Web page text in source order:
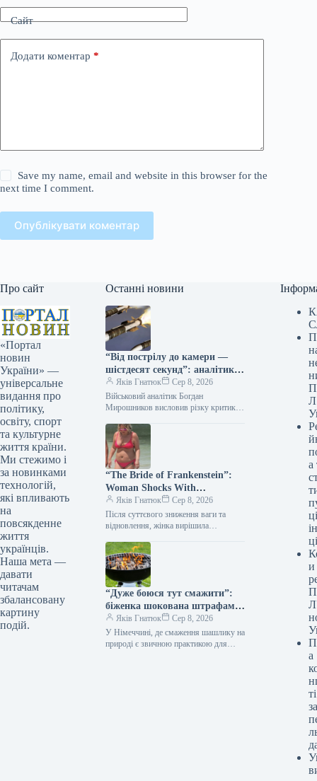
Сайт
Додати коментар *
Save my name, email and website in this browser for the
next time I comment.
Опублікувати коментар
Про сайт
«Портал
новин
України» —
універсальне
видання про
політику,
освіту, спорт
та культурне
життя країни.
Ми стежимо і
за новинками
технологій,
які впливають
на
повсякденне
життя
українців.
Наша мета —
давати
читачам
збалансовану
картину
подій.
Останні новини
“Від пострілу до камери —
шістдесят секунд”: аналітик
оборонної сфери попередив
про смертельну загрозу
документування влучень
Яків Гнатюк
Сер 8, 2026
Військовий аналітик Богдан
Мирошников висловив різку критику
російських ракетних ударів у мережі
одразу після атак.…
“The Bride of Frankenstein”:
Woman Shocks With
Appearance After Dozens of
Plastic Surgeries (Photo)
Яків Гнатюк
Сер 8, 2026
Після суттєвого зниження ваги та
відновлення, жінка вирішила
вигляд. Протягом року вона пройшла
низку хірургічних втручань,…
“Дуже боюся тут смажити”:
біженка шокована штрафами
за шашлик у Німеччині
(відео)
Яків Гнатюк
Сер 8, 2026
У Німеччині, де смаження шашлику на
природі є звичною практикою для
Л
а
ці
и
а